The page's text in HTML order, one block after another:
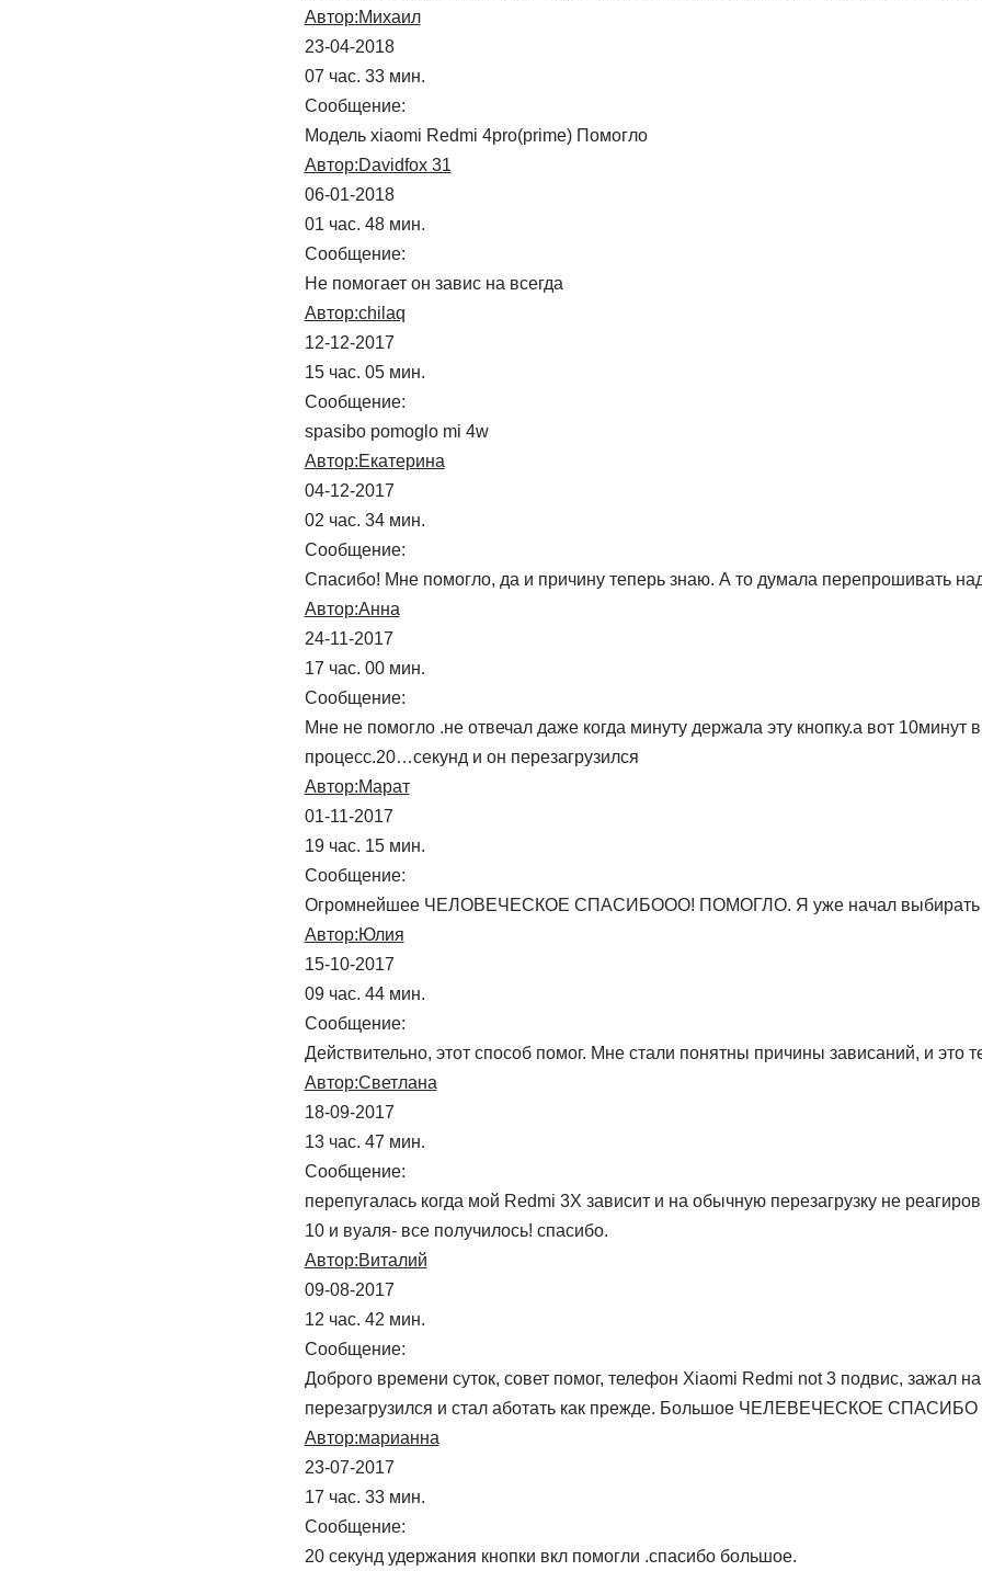
Автор:Михаил
23-04-2018
07 час. 33 мин.
Сообщение:
Модель xiaomi Redmi 4pro(prime) Помогло
Автор:Davidfox 31
06-01-2018
01 час. 48 мин.
Сообщение:
Не помогает он завис на всегда
Автор:chilaq
12-12-2017
15 час. 05 мин.
Сообщение:
spasibo pomoglo mi 4w
Автор:Екатерина
04-12-2017
02 час. 34 мин.
Сообщение:
Спасибо! Мне помогло, да и причину теперь знаю. А то думала перепрошивать
Автор:Анна
24-11-2017
17 час. 00 мин.
Сообщение:
Мне не помогло .не отвечал даже когда минуту держала эту кнопку.а вот 10минут
процесс.20…секунд и он перезагрузился
Автор:Марат
01-11-2017
19 час. 15 мин.
Сообщение:
Огромнейшее ЧЕЛОВЕЧЕСКОЕ СПАСИБООО! ПОМОГЛО. Я уже начал выбирать
Автор:Юлия
15-10-2017
09 час. 44 мин.
Сообщение:
Действительно, этот способ помог. Мне стали понятны причины зависаний, и это
Автор:Светлана
18-09-2017
13 час. 47 мин.
Сообщение:
перепугалась когда мой Redmi 3X зависит и на обычную перезагрузку не
10 и вуаля- все получилось! спасибо.
Автор:Виталий
09-08-2017
12 час. 42 мин.
Сообщение:
Доброго времени суток, совет помог, телефон Xiaomi Redmi not 3 подвис, зажал
перезагрузился и стал аботать как прежде. Большое ЧЕЛЕВЕЧЕСКОЕ СПАСИБО
Автор:марианна
23-07-2017
17 час. 33 мин.
Сообщение:
20 секунд удержания кнопки вкл помогли .спасибо большое.